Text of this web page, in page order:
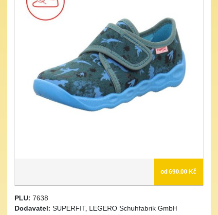
od 690.00 Kč
PLU: 7638
Dodavatel: SUPERFIT, LEGERO Schuhfabrik GmbH